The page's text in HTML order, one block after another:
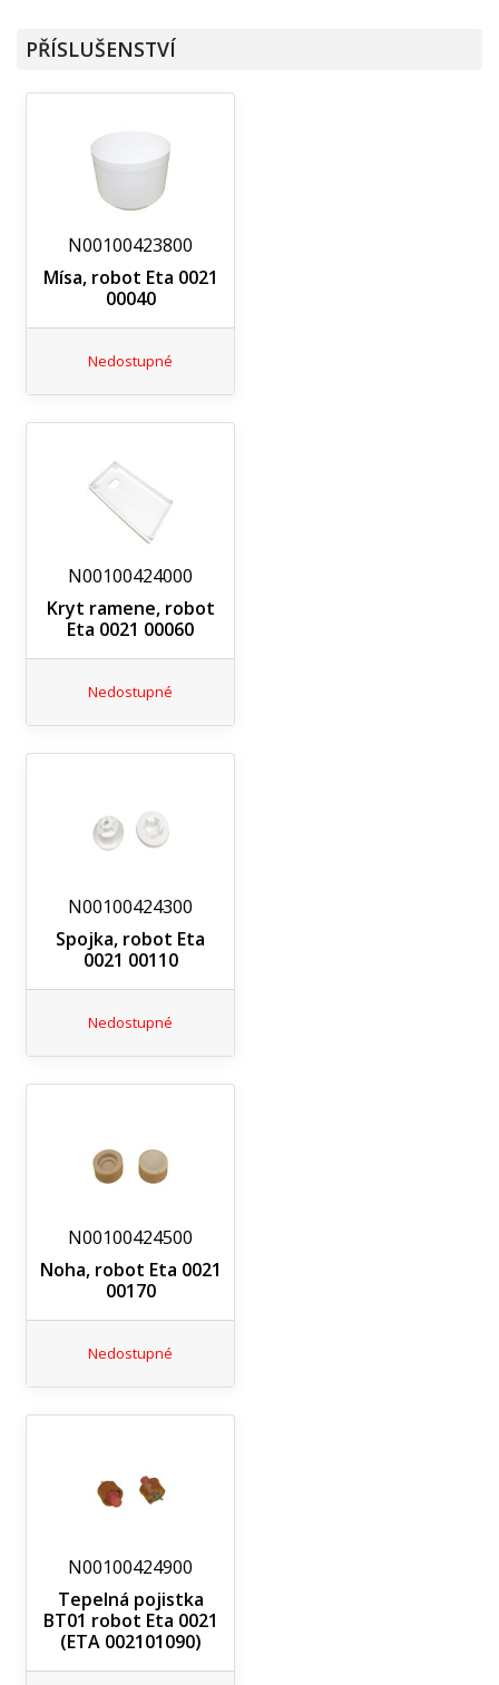
PŘÍSLUŠENSTVÍ
N00100423800
Mísa, robot Eta 0021
00040
Nedostupné
N00100424000
Kryt ramene, robot
Eta 0021 00060
Nedostupné
N00100424300
Spojka, robot Eta
0021 00110
Nedostupné
N00100424500
Noha, robot Eta 0021
00170
Nedostupné
N00100424900
Tepelná pojistka
BT01 robot Eta 0021
(ETA 002101090)